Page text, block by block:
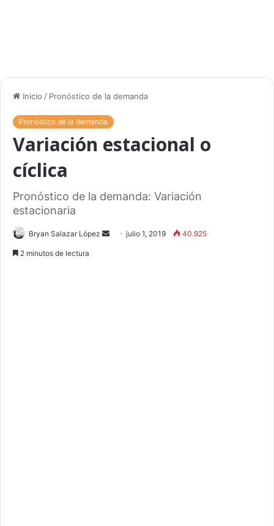
Inicio / Pronóstico de la demanda
Pronóstico de la demanda
Variación estacional o
cíclica
Pronóstico de la demanda: Variación
estacionaria
Bryan Salazar López julio 1, 2019 40.925
2 minutos de lectura